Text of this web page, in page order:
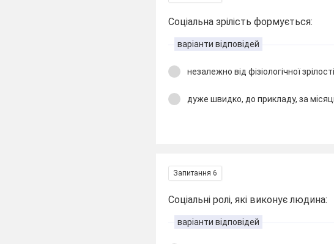
Соціальна зрілість формується:
варіанти відповідей
незалежно від фізіологічної зрілості
дуже швидко, до прикладу, за
Запитання 6
Соціальні ролі, які виконує людина:
варіанти відповідей